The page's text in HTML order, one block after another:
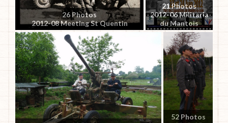
26 Photos
2012-08 Meeting St Quentin
21 Photos
2012-06 Militaria
du Mantois
52 Photos